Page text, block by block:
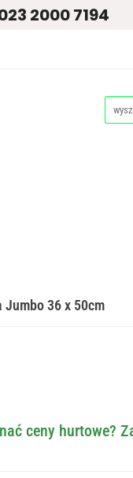
2000 7194
Jumbo 36 x 50cm
ceny hurtowe?